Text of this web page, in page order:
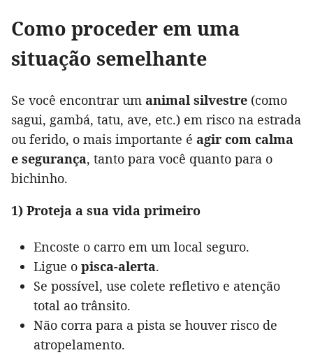
Como proceder em uma
situação semelhante
Se você encontrar um animal silvestre (como
sagui, gambá, tatu, ave, etc.) em risco na estrada
ou ferido, o mais importante é agir com calma
e segurança, tanto para você quanto para o
bichinho.
1) Proteja a sua vida primeiro
Encoste o carro em um local seguro.
Ligue o pisca-alerta.
Se possível, use colete refletivo e atenção
total ao trânsito.
Não corra para a pista se houver risco de
atropelamento.